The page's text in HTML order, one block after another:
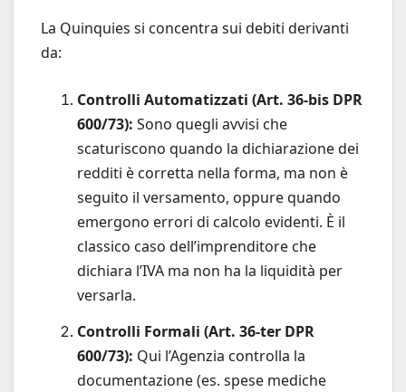
La Quinquies si concentra sui debiti derivanti
da:
Controlli Automatizzati (Art. 36-bis DPR
600/73): Sono quegli avvisi che
scaturiscono quando la dichiarazione dei
redditi è corretta nella forma, ma non è
seguito il versamento, oppure quando
emergono errori di calcolo evidenti. È il
classico caso dell’imprenditore che
dichiara l’IVA ma non ha la liquidità per
versarla.
Controlli Formali (Art. 36-ter DPR
600/73): Qui l’Agenzia controlla la
documentazione (es. spese mediche